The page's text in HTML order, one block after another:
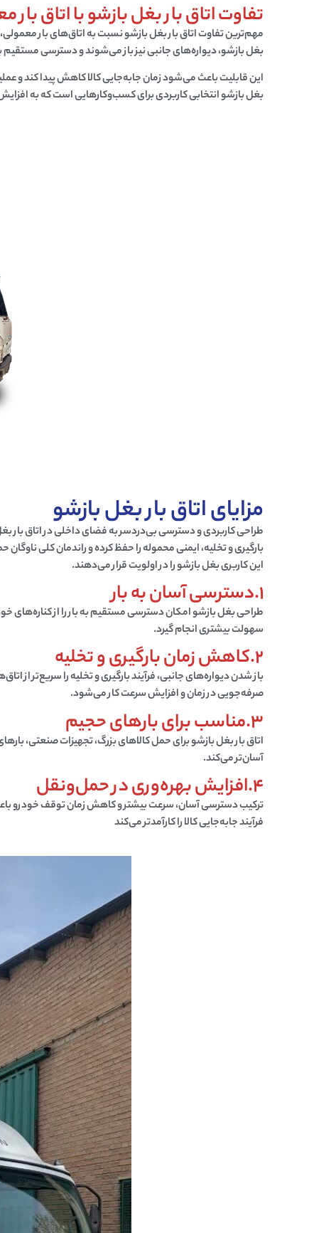
تفاوت اتاق بار بغل بازشو با اتاق بار
مهم‌ترین تفاوتاتاق بار بغل بازشونسبت به اتاق‌های بار
بغل بازشو، دیواره‌های جانبی نیز باز می‌شوند و دسترسی
این قابلیت باعث می‌شود زمان جابه‌جایی کالا کاهش پیدا کند و
بغل بازشوانتخابی کاربردی برای کسب‌وکارهایی است که به
مزایای اتاق بار بغل بازشو
طراحی کاربردی و دسترسی بی‌دردسر به فضای داخلی دراتاق بار
بارگیری و تخلیه، ایمنی محموله را حفظ کرده و راندمان کلی
اینکاربری بغل بازشورا در اولویت قرار می‌دهند.
1.دسترسی آسان به بار
طراحی بغل بازشو امکان دسترسی مستقیم به بار را از کناره‌های
سهولت بیشتری انجام گیرد.
2.کاهش زمان بارگیری و تخلیه
باز شدن دیواره‌های جانبی، فرآیند بارگیری و تخلیه را سریع‌تر از
صرفه‌جویی در زمان و افزایش سرعت کار می‌شود.
3.مناسب برای بارهای حجیم
اتاق بار بغل بازشو برای حمل کالاهای بزرگ، تجهیزات صنعتی،
آسان‌تر می‌کند.
4.افزایش بهره‌وری در حمل‌ونقل
ترکیب دسترسی آسان، سرعت بیشتر و کاهش زمان توقف خودرو
فرآیند جابه‌جایی کالا را کارآمدتر می‌کند